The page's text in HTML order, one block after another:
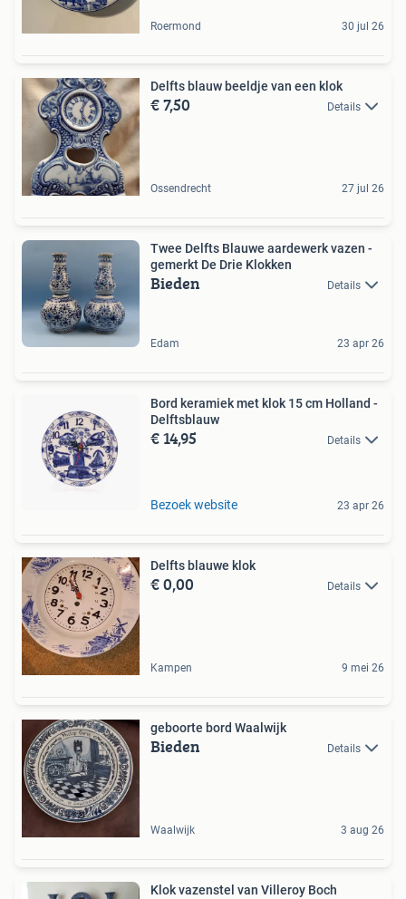
Roermond 30 jul 26
Delfts blauw beeldje van een klok
€ 7,50 Details
Ossendrecht 27 jul 26
Twee Delfts Blauwe aardewerk vazen -
gemerkt De Drie Klokken
Bieden Details
Edam 23 apr 26
Bord keramiek met klok 15 cm Holland -
Delftsblauw
€ 14,95 Details
Bezoek website 23 apr 26
Delfts blauwe klok
€ 0,00 Details
Kampen 9 mei 26
geboorte bord Waalwijk
Bieden Details
Waalwijk 3 aug 26
Klok vazenstel van Villeroy Boch